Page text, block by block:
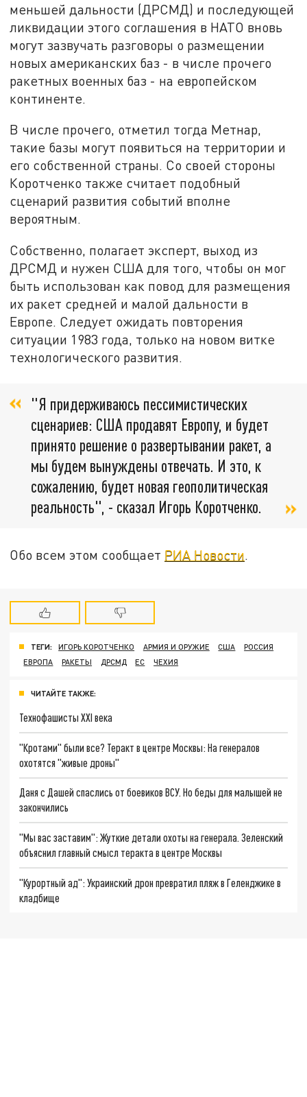
меньшей дальности (ДРСМД) и последующей
ликвидации этого соглашения в НАТО вновь
могут зазвучать разговоры о размещении
новых американских баз - в числе прочего
ракетных военных баз - на европейском
континенте.
В числе прочего, отметил тогда Метнар,
такие базы могут появиться на территории и
его собственной страны. Со своей стороны
Коротченко также считает подобный
сценарий развития событий вполне
вероятным.
Собственно, полагает эксперт, выход из
ДРСМД и нужен США для того, чтобы он мог
быть использован как повод для размещения
их ракет средней и малой дальности в
Европе. Следует ожидать повторения
ситуации 1983 года, только на новом витке
технологического развития.
"Я придерживаюсь пессимистических
сценариев: США продавят Европу, и будет
принято решение о развертывании ракет, а
мы будем вынуждены отвечать. И это, к
сожалению, будет новая геополитическая
реальность", - сказал Игорь Коротченко.
Обо всем этом сообщает РИА Новости.
ТЕГИ: ИГОРЬ КОРОТЧЕНКО АРМИЯ И ОРУЖИЕ США
РОССИЯ
ЕВРОПА
РАКЕТЫ ДРСМД ЕС ЧЕХИЯ
ЧИТАЙТЕ ТАКЖЕ:
Технофашисты XXI века
"Кротами" были все? Теракт в центре Москвы: На генералов
охотятся "живые дроны"
Даня с Дашей спаслись от боевиков ВСУ. Но беды для малышей не
закончились
"Мы вас заставим": Жуткие детали охоты на генерала. Зеленский
объяснил главный смысл теракта в центре Москвы
"Курортный ад": Украинский дрон превратил пляж в Геленджике в
кладбище